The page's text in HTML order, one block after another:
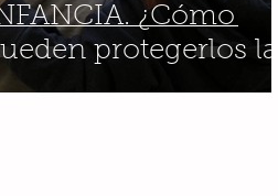
¿Cómo
protegerlos las
ante esta